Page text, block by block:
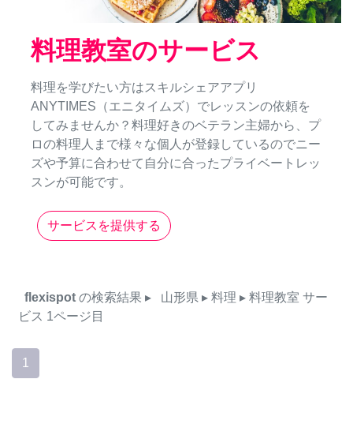
料理教室のサービス
料理を学びたい方はスキルシェアアプリ
ANYTIMES（エニタイムズ）でレッスンの依頼を
してみませんか？料理好きのベテラン主婦から、プ
ロの料理人まで様々な個人が登録しているのでニー
ズや予算に合わせて自分に合ったプライベートレッ
スンが可能です。
サービスを提供する
flexispot の検索結果 ▸ 山形県 ▸ 料理 ▸ 料理教室 サー
ビス 1ページ目
1